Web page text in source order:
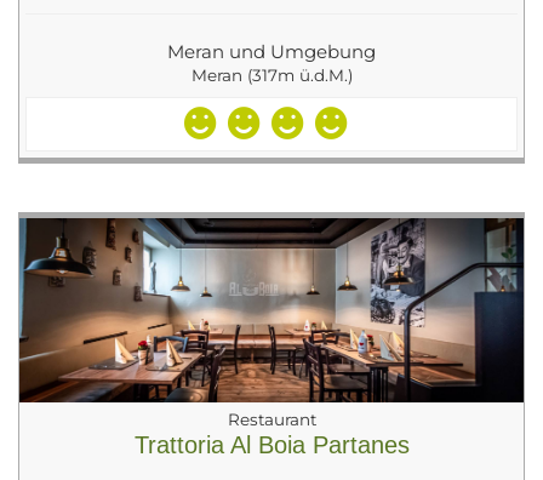
Meran und Umgebung
Meran (317m ü.d.M.)
Restaurant
Trattoria Al Boia Partanes